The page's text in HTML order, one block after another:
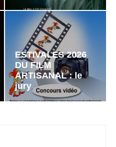
ESTIVALES 2026
DU FILM
ARTISANAL : le
jury